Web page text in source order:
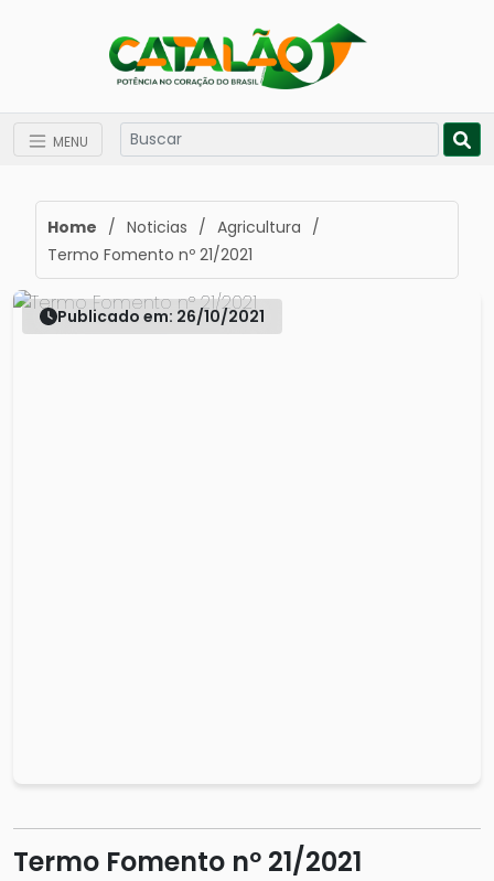
MENU
Home / Noticias / Agricultura /
Termo Fomento nº 21/2021
Publicado em: 26/10/2021
Termo Fomento nº 21/2021